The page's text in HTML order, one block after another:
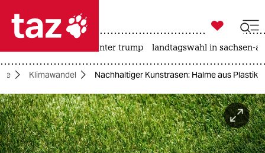
 taz zahl ich
taz zahl ich
themen
politik

taz zahl ich
usa unter trump landtagswahl in sachsen-
Klimawandel Nachhaltiger Kunstrasen: Halme aus Plastik